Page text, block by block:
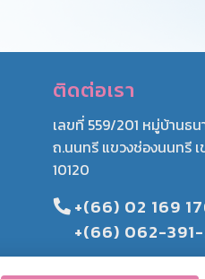
ติดต่อเรา
เลขที่ 559/201 หมู่บ้านธ
ถ.นนทรี แขวงช่องนนทรี
10120
+(66) 02 169
+(66) 062-